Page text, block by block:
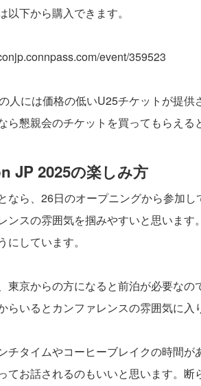
以下から購入できます。
event/359523
人には価格の低いU25チケットが提
ら懇親会のチケットを買ってもらえる
JP 2025の楽しみ方
なら、26日のオープニングから参加
ンスの雰囲気を掴みやすいと思いま
にしています。
東京からの方になると前泊が必要なの
らいるとカンファレンスの雰囲気に入
チタイムやコーヒーブレイクの時間
てお話されるのもいいと思います。